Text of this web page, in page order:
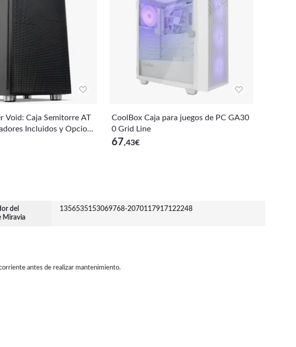
Void: Caja Semitorre AT
Incluidos y Opcion
CoolBox Caja para juegos de PC GA30
0 Grid Line
67,43€
del
Miravia
1356535153069768-2070117917122248
antes de realizar mantenimiento.